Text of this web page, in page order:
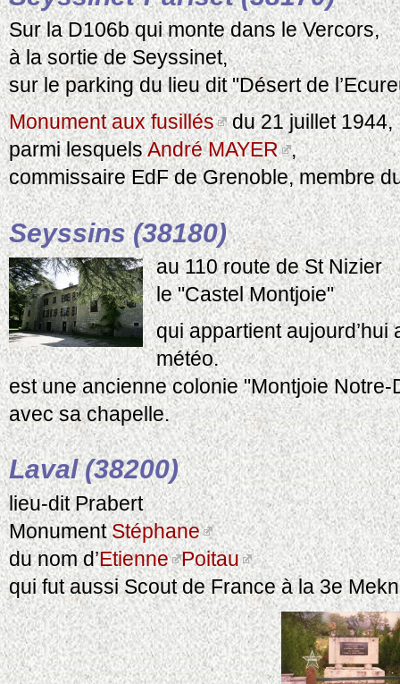
Sur la D106b qui monte dans le Vercors,
à la sortie de Seyssinet,
sur le parking du lieu dit "Désert de
Monument aux fusillés du 21 juillet 1944,
parmi lesquelsAndré MAYER ,
commissaire EdF de Grenoble, membre
Seyssins (38180)
au 110 route de St Nizier
le "Castel Montjoie"
qui appartient aujourd’hui
météo.
est une ancienne colonie "Montjoie Notre-
avec sa chapelle.
Laval (38200)
lieu-dit Prabert
MonumentStéphane
du nom d’Etienne Poitau
qui fut aussi Scout de France à la 3e